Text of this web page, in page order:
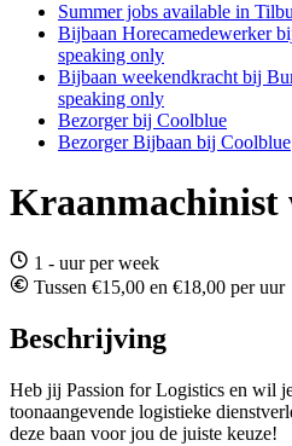
Summer jobs available in
Bijbaan Horecamedewerker
speaking only
Bijbaan weekendkracht bij
speaking only
Bezorger bij Coolblue
Bezorger Bijbaan bij Coolblue
Kraanmachinist
1 - uur per week
Tussen €15,00 en €18,00 per uur
Beschrijving
Heb jij Passion for Logistics en wil
toonaangevende logistieke
deze baan voor jou de juiste keuze!